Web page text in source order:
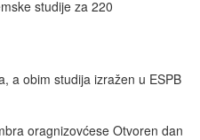
studije za 220
a obim studija izražen u ESPB
oragnizovćese Otvoren dan